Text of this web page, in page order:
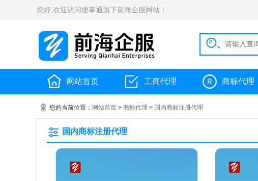
您好,欢迎访问捷事通旗下前海企服网站！
网站首页 工商代理 商标代理
您的当前位置： 网站首页 > 商标代理 > 国内商标注册代理
国内商标注册代理